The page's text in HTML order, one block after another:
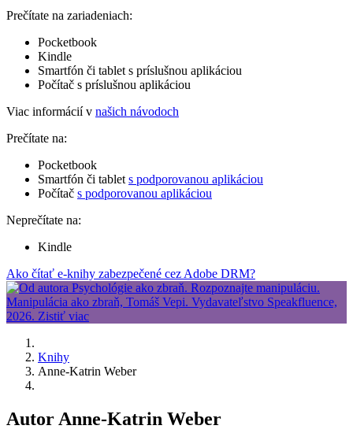
Prečítate na zariadeniach:
Pocketbook
Kindle
Smartfón či tablet s príslušnou aplikáciou
Počítač s príslušnou aplikáciou
Viac informácií v našich návodoch
Prečítate na:
Pocketbook
Smartfón či tablet s podporovanou aplikáciou
Počítač s podporovanou aplikáciou
Neprečítate na:
Kindle
Ako čítať e-knihy zabezpečené cez Adobe DRM?
Knihy
Anne-Katrin Weber
Autor Anne-Katrin Weber